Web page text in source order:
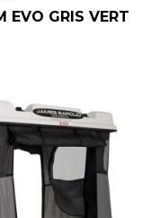
EVO GRIS VERT